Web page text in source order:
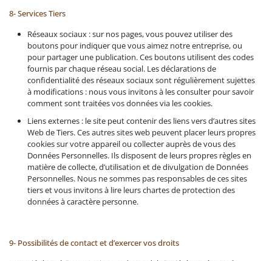
8- Services Tiers
Réseaux sociaux : sur nos pages, vous pouvez utiliser des
boutons pour indiquer que vous aimez notre entreprise, ou
pour partager une publication. Ces boutons utilisent des codes
fournis par chaque réseau social. Les déclarations de
confidentialité des réseaux sociaux sont régulièrement sujettes
à modifications : nous vous invitons à les consulter pour savoir
comment sont traitées vos données via les cookies.
Liens externes : le site peut contenir des liens vers d’autres sites
Web de Tiers. Ces autres sites web peuvent placer leurs propres
cookies sur votre appareil ou collecter auprès de vous des
Données Personnelles. Ils disposent de leurs propres règles en
matière de collecte, d’utilisation et de divulgation de Données
Personnelles. Nous ne sommes pas responsables de ces sites
tiers et vous invitons à lire leurs chartes de protection des
données à caractère personne.
9- Possibilités de contact et d’exercer vos droits